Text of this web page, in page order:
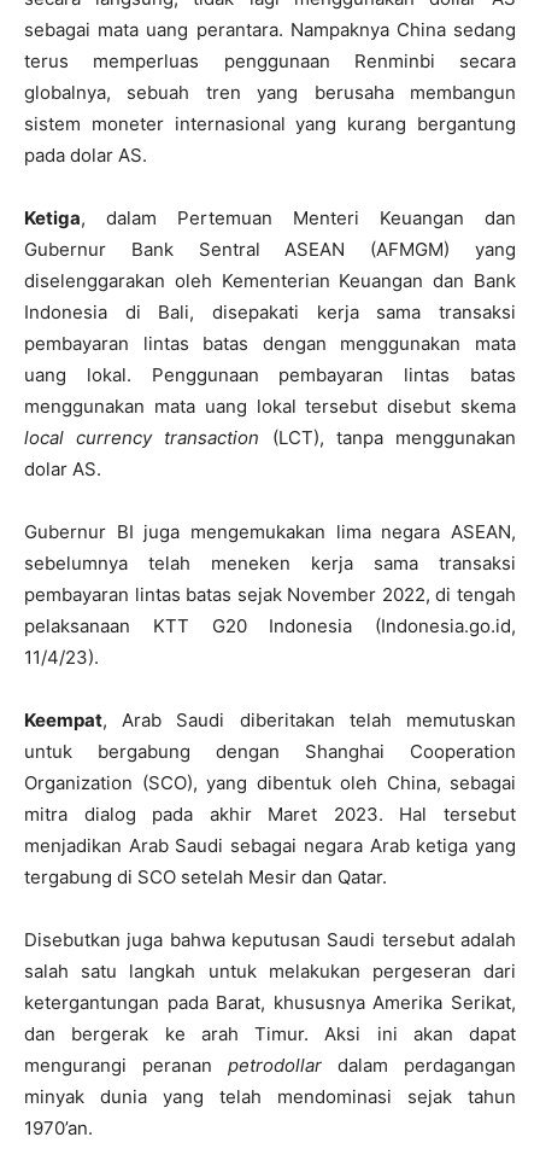
sebagai mata uang perantara. Nampaknya China sedang
terus memperluas penggunaan Renminbi secara
globalnya, sebuah tren yang berusaha membangun
sistem moneter internasional yang kurang bergantung
pada dolar AS.
Ketiga, dalam Pertemuan Menteri Keuangan dan
Gubernur Bank Sentral ASEAN (AFMGM) yang
diselenggarakan oleh Kementerian Keuangan dan Bank
Indonesia di Bali, disepakati kerja sama transaksi
pembayaran lintas batas dengan menggunakan mata
uang lokal. Penggunaan pembayaran lintas batas
menggunakan mata uang lokal tersebut disebut skema
local currency transaction (LCT), tanpa menggunakan
dolar AS.
Gubernur BI juga mengemukakan lima negara ASEAN,
sebelumnya telah meneken kerja sama transaksi
pembayaran lintas batas sejak November 2022, di tengah
pelaksanaan KTT G20 Indonesia (Indonesia.go.id,
11/4/23).
Keempat, Arab Saudi diberitakan telah memutuskan
untuk bergabung dengan Shanghai Cooperation
Organization (SCO), yang dibentuk oleh China, sebagai
mitra dialog pada akhir Maret 2023. Hal tersebut
menjadikan Arab Saudi sebagai negara Arab ketiga yang
tergabung di SCO setelah Mesir dan Qatar.
Disebutkan juga bahwa keputusan Saudi tersebut adalah
salah satu langkah untuk melakukan pergeseran dari
ketergantungan pada Barat, khususnya Amerika Serikat,
dan bergerak ke arah Timur. Aksi ini akan dapat
mengurangi peranan petrodollar dalam perdagangan
minyak dunia yang telah mendominasi sejak tahun
1970’an.